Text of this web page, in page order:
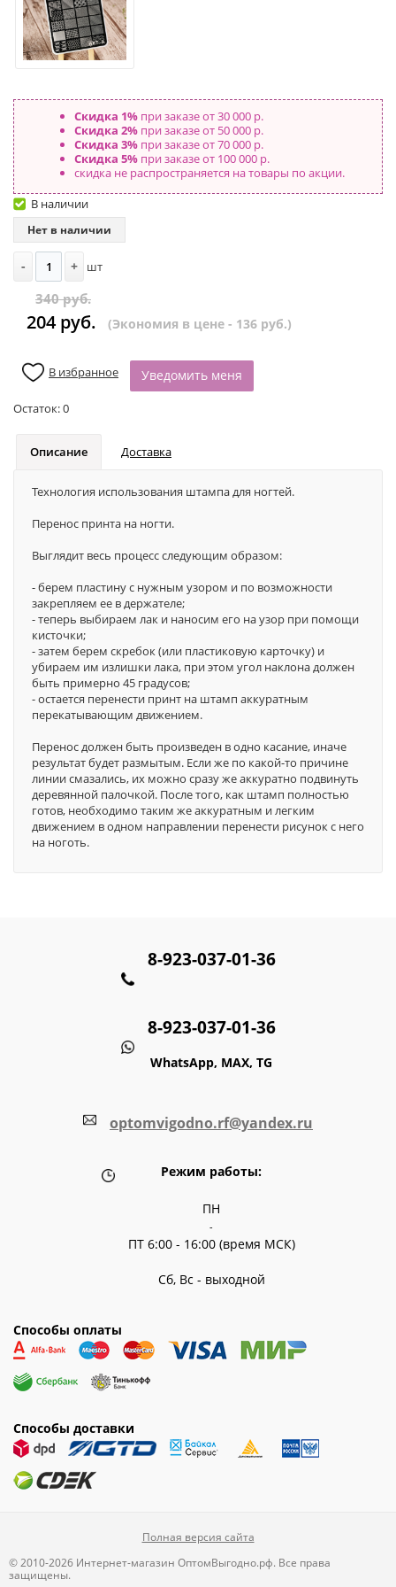
Скидка 1%при заказе от 30 000 р.
Скидка 2%при заказе от 50 000 р.
Скидка 3%при заказе от 70 000 р.
Скидка 5%при заказе от 100 000 р.
скидка не распространяется на товары по акции.
В наличии
Нет в наличии
- + шт
340 руб.
204 руб. (Экономия в цене - 136 руб.)
В избранное Уведомить меня
Остаток:0
Описание Доставка
Технология использования штампа для ногтей.
Перенос принта на ногти.
Выглядит весь процесс следующим образом:
- берем пластину с нужным узором и по возможности
закрепляем ее в держателе;
- теперь выбираем лак и наносим его на узор при помощи
кисточки;
- затем берем скребок (или пластиковую карточку) и
убираем им излишки лака, при этом угол наклона должен
быть примерно 45 градусов;
- остается перенести принт на штамп аккуратным
перекатывающим движением.
Перенос должен быть произведен в одно касание, иначе
результат будет размытым. Если же по какой-то причине
линии смазались, их можно сразу же аккуратно подвинуть
деревянной палочкой. После того, как штамп полностью
готов, необходимо таким же аккуратным и легким
движением в одном направлении перенести рисунок с него
на ноготь.
8-923-037-01-36
8-923-037-01-36
WhatsApp, MAX, TG
optomvigodno.rf@yandex.ru
Режим работы:
ПН
-
ПТ 6:00 - 16:00 (время МСК)
Сб, Вс - выходной
Способы оплаты
Способы доставки
Полная версия сайта
© 2010-2026 Интернет-магазин ОптомВыгодно.рф. Все права
защищены.